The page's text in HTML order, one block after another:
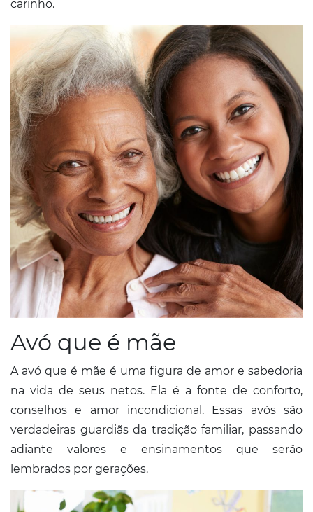
carinho.
Avó que é mãe
A avó que é mãe é uma figura de amor e sabedoria
na vida de seus netos. Ela é a fonte de conforto,
conselhos e amor incondicional. Essas avós são
verdadeiras guardiãs da tradição familiar, passando
adiante valores e ensinamentos que serão
lembrados por gerações.